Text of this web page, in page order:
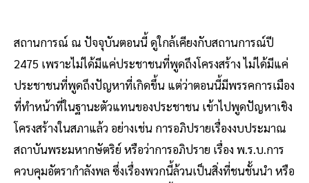
สถานการณ์ ณ ปัจจุบันตอนนี้ ดูใกล้เคียงกับสถานการณ์ปี
2475 เพราะไม่ได้มีแค่ประชาชนที่พูดถึงโครงสร้าง ไม่ได้มีแค่
ประชาชนที่พูดถึงปัญหาที่เกิดขึ้น แต่ว่าตอนนี้มีพรรคการเมือง
ที่ทำหน้าที่ในฐานะตัวแทนของประชาชน เข้าไปพูดปัญหาเชิง
โครงสร้างในสภาแล้ว อย่างเช่น การอภิปรายเรื่องงบประมาณ
สถาบันพระมหากษัตริย์ หรือว่าการอภิปราย เรื่อง พ.ร.บ.การ
ควบคุมอัตรากำลังพล ซึ่งเรื่องพวกนี้ล้วนเป็นสิ่งที่ชนชั้นนำ หรือ